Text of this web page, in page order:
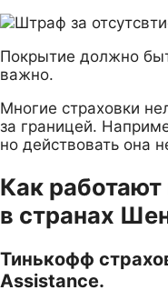
Покрытие должно
важно.
Многие страховки
за границей.
но действовать она
Как
в странах
Тинькофф
Assistance.